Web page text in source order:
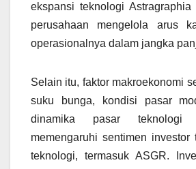
ekspansi teknologi
perusahaan mengelola arus
operasionalnya dalam jangka
Selain itu, faktor makroekonomi
suku bunga, kondisi pasar
dinamika pasar teknologi
memengaruhi sentimen investor
teknologi, termasuk ASGR.